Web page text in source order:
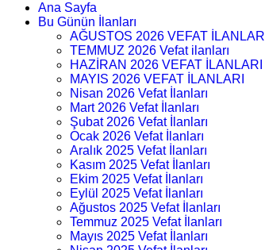
Ana Sayfa
Bu Günün İlanları
AĞUSTOS 2026 VEFAT İLANLARI
TEMMUZ 2026 Vefat ilanları
HAZİRAN 2026 VEFAT İLANLARI
MAYIS 2026 VEFAT İLANLARI
Nisan 2026 Vefat İlanları
Mart 2026 Vefat İlanları
Şubat 2026 Vefat İlanları
Ocak 2026 Vefat İlanları
Aralık 2025 Vefat İlanları
Kasım 2025 Vefat İlanları
Ekim 2025 Vefat İlanları
Eylül 2025 Vefat İlanları
Ağustos 2025 Vefat İlanları
Temmuz 2025 Vefat İlanları
Mayıs 2025 Vefat İlanları